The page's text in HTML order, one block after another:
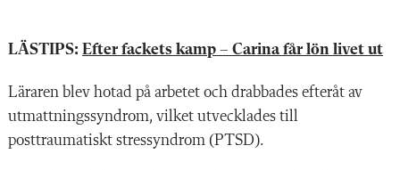
LÄSTIPS: Efter fackets kamp – Carina får lön livet ut
Läraren blev hotad på arbetet och drabbades efteråt av
utmattningssyndrom, vilket utvecklades till
posttraumatiskt stressyndrom (PTSD).